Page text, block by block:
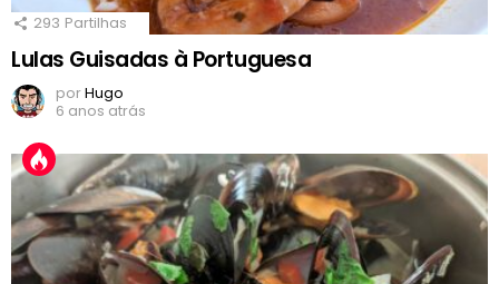
293 Partilhas
Lulas Guisadas à Portuguesa
porHugo
6 anos atrás